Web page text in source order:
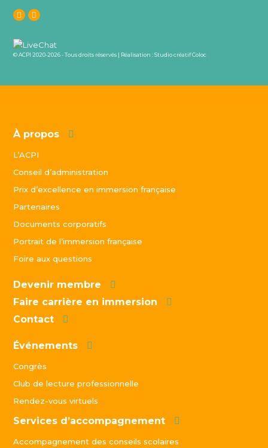
© ACPI 2020-2026 - Tous droits réservés | Réalisation :Studio créatif Coloc
À propos
L’ACPI
Conseil d’administration
Prix d’excellence en immersion française
Partenaires
Documents corporatifs
Portrait de l’immersion française
Foire aux questions
Devenir membre
Faire carrière en immersion
Contact
Événements
Congrès
Club de lecture professionnelle
Rendez-vous virtuels
Services d’accompagnement
Accompagnement des conseils scolaires